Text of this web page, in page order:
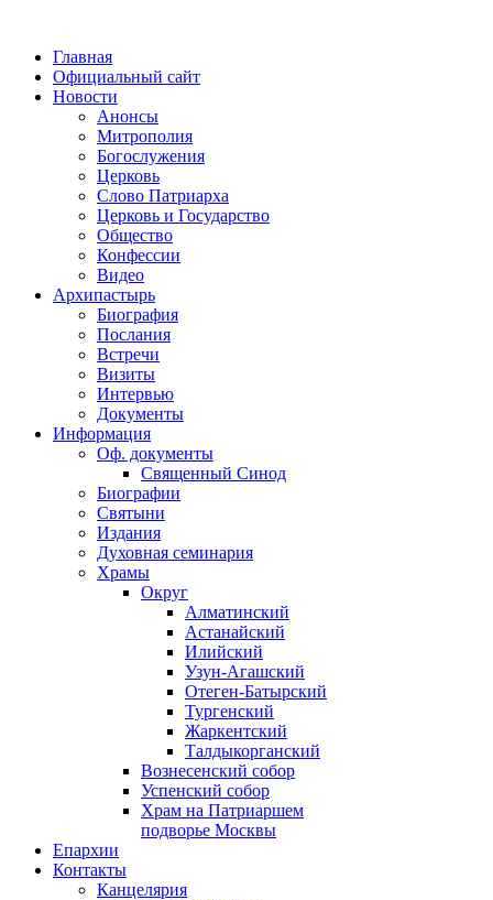
Главная
Официальный сайт
Новости
Анонсы
Митрополия
Богослужения
Церковь
Слово Патриарха
Церковь и Государство
Общество
Конфессии
Видео
Архипастырь
Биография
Послания
Встречи
Визиты
Интервью
Документы
Информация
Оф. документы
Священный Синод
Биографии
Святыни
Издания
Духовная семинария
Храмы
Округ
Алматинский
Астанайский
Илийский
Узун-Агашский
Отеген-Батырский
Тургенский
Жаркентский
Талдыкорганский
Вознесенский собор
Успенский собор
Храм на Патриаршем
подворье Москвы
Епархии
Контакты
Канцелярия